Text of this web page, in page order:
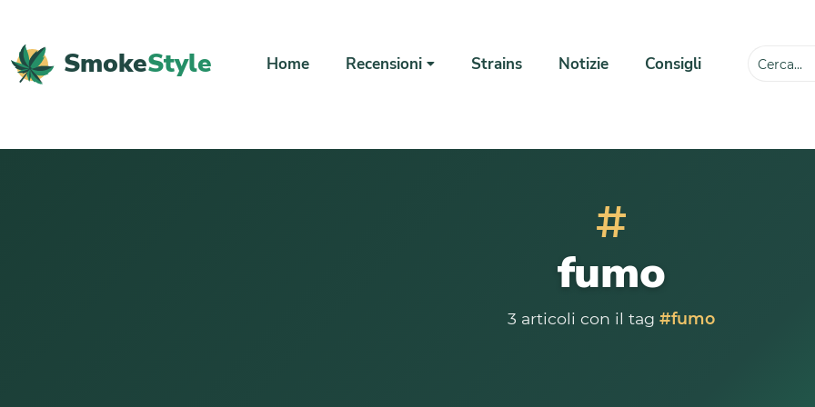
SmokeStyle Home Recensioni Strains Notizie Consigli 💸
#
fumo
3 articoli con il tag #fumo